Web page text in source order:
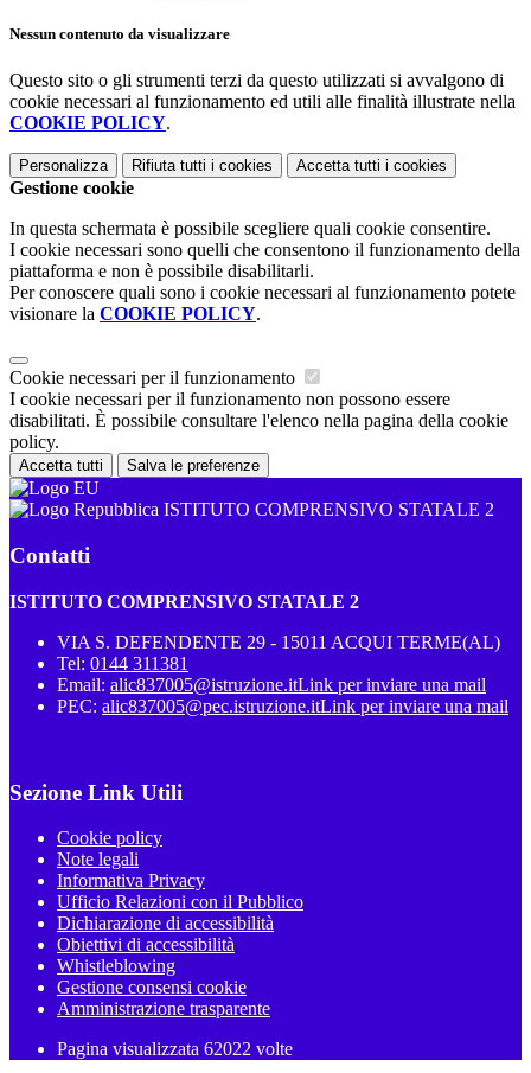
Nessun contenuto da visualizzare
Questo sito o gli strumenti terzi da questo utilizzati si avvalgono di
cookie necessari al funzionamento ed utili alle finalità illustrate nella
COOKIE POLICY.
Personalizza Rifiuta tutti i cookies Accetta tutti i cookies
Gestione cookie
In questa schermata è possibile scegliere quali cookie consentire.
I cookie necessari sono quelli che consentono il funzionamento della
piattaforma e non è possibile disabilitarli.
Per conoscere quali sono i cookie necessari al funzionamento potete
visionare la COOKIE POLICY.
Cookie necessari per il funzionamento
I cookie necessari per il funzionamento non possono essere
disabilitati. È possibile consultare l'elenco nella pagina della cookie
policy.
Accetta tutti Salva le preferenze
ISTITUTO COMPRENSIVO STATALE 2
Contatti
ISTITUTO COMPRENSIVO STATALE 2
VIA S. DEFENDENTE 29 - 15011 ACQUI TERME(AL)
Tel: 0144 311381
Email: alic837005@istruzione.itLink per inviare una mail
PEC: alic837005@pec.istruzione.itLink per inviare una mail
Sezione Link Utili
Cookie policy
Note legali
Informativa Privacy
Ufficio Relazioni con il Pubblico
Dichiarazione di accessibilità
Obiettivi di accessibilità
Whistleblowing
Gestione consensi cookie
Amministrazione trasparente
Pagina visualizzata 62022 volte